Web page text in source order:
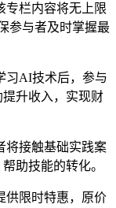
专栏内容将无上限
参与者及时掌握最
习AI技术后，参与
升收入，实现财
将接触基础实践案
助技能的转化。
供限时特惠，原价